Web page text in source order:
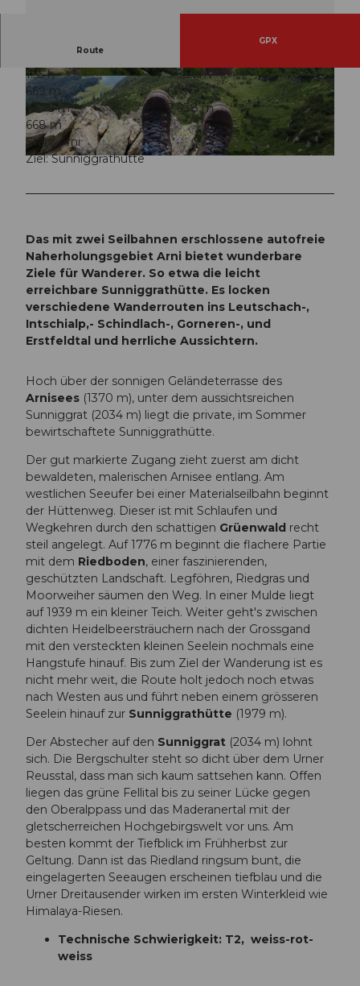
© Sanna Laurén, Verein Urner Wanderwege |
© Sanna Laurén, Verein Urner Wanderwege |
CC-BY
© Sanna Laurén, Verein Urner Wanderwege |
CC-BY
Route
GPX
1:55 h
3,85 km
669 m
60 m
1.370 m
2.038 m
668 m
Start: Arni
Ziel: Sunniggrathütte
Das mit zwei Seilbahnen erschlossene autofreie
Naherholungsgebiet Arni bietet wunderbare
Ziele für Wanderer. So etwa die leicht
erreichbare Sunniggrathütte. Es locken
verschiedene Wanderrouten ins Leutschach-,
Intschialp,- Schindlach-, Gorneren-, und
Erstfeldtal und herrliche Aussichtern.
Hoch über der sonnigen Geländeterrasse des
Arnisees (1370 m), unter dem aussichtsreichen
Sunniggrat (2034 m) liegt die private, im Sommer
bewirtschaftete Sunniggrathütte.
Der gut markierte Zugang zieht zuerst am dicht
bewaldeten, malerischen Arnisee entlang. Am
westlichen Seeufer bei einer Materialseilbahn beginnt
der Hüttenweg. Dieser ist mit Schlaufen und
Wegkehren durch den schattigen Grüenwald recht
steil angelegt. Auf 1776 m beginnt die flachere Partie
mit dem Riedboden, einer faszinierenden,
geschützten Landschaft. Legföhren, Riedgras und
Moorweiher säumen den Weg. In einer Mulde liegt
auf 1939 m ein kleiner Teich. Weiter geht's zwischen
dichten Heidelbeersträuchern nach der Grossgand
mit den versteckten kleinen Seelein nochmals eine
Hangstufe hinauf. Bis zum Ziel der Wanderung ist es
nicht mehr weit, die Route holt jedoch noch etwas
nach Westen aus und führt neben einem grösseren
Seelein hinauf zur Sunniggrathütte (1979 m).
Der Abstecher auf den Sunniggrat (2034 m) lohnt
sich. Die Bergschulter steht so dicht über dem Urner
Reusstal, dass man sich kaum sattsehen kann. Offen
liegen das grüne Fellital bis zu seiner Lücke gegen
den Oberalppass und das Maderanertal mit der
gletscherreichen Hochgebirgswelt vor uns. Am
besten kommt der Tiefblick im Frühherbst zur
Geltung. Dann ist das Riedland ringsum bunt, die
eingelagerten Seeaugen erscheinen tiefblau und die
Urner Dreitausender wirken im ersten Winterkleid wie
Himalaya-Riesen.
Technische Schwierigkeit: T2, weiss-rot-
weiss